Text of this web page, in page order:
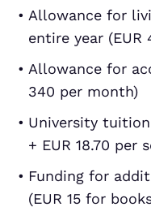
Allowance for
entire year
Allowance for
340 per month)
University
+ EUR 18.70 per
Funding for
(EUR 15 for